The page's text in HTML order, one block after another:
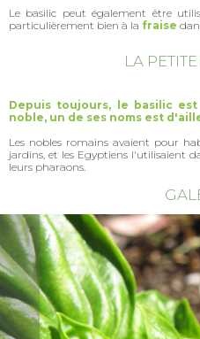
Le basilic peut également être
particulièrement bien à la fraise
LA
Depuis toujours, le basilic
noble, un de ses noms est
Les nobles romains avaient pour
jardins, et les Egyptiens l'utilisaient
leurs pharaons.